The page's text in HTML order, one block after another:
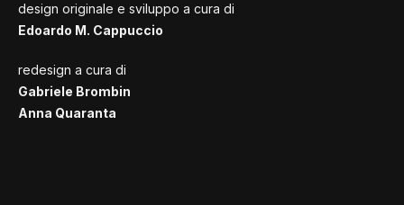
design originale e sviluppo a cura di
Edoardo M. Cappuccio
redesign a cura di
Gabriele Brombin
Anna Quaranta